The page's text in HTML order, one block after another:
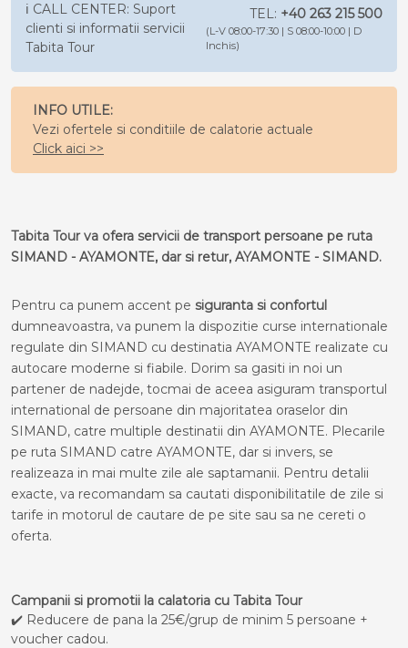
ℹ️ CALL CENTER: Suport
clienti si informatii servicii
Tabita Tour
TEL: +40 263 215 500
(L-V 08:00-17:30 | S 08:00-10:00 | D
Inchis)
INFO UTILE:
Vezi ofertele si conditiile de calatorie actuale
Click aici >>
Tabita Tour va ofera servicii de transport persoane pe ruta
SIMAND - AYAMONTE, dar si retur, AYAMONTE - SIMAND.
Pentru ca punem accent pe siguranta si confortul
dumneavoastra, va punem la dispozitie curse internationale
regulate din SIMAND cu destinatia AYAMONTE realizate cu
autocare moderne si fiabile. Dorim sa gasiti in noi un
partener de nadejde, tocmai de aceea asiguram transportul
international de persoane din majoritatea oraselor din
SIMAND, catre multiple destinatii din AYAMONTE. Plecarile
pe ruta SIMAND catre AYAMONTE, dar si invers, se
realizeaza in mai multe zile ale saptamanii. Pentru detalii
exacte, va recomandam sa cautati disponibilitatile de zile si
tarife in motorul de cautare de pe site sau sa ne cereti o
oferta.
Campanii si promotii la calatoria cu Tabita Tour
✔️ Reducere de pana la 25€/grup de minim 5 persoane +
voucher cadou.